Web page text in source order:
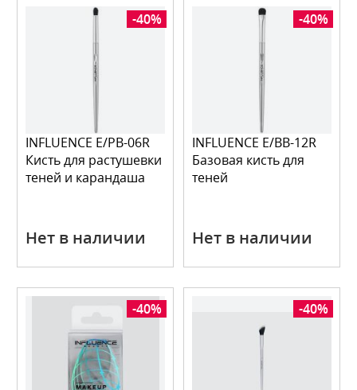
-40%
INFLUENCE E/PB-06R
Кисть для растушевки
теней и карандаша
Нет в наличии
-40%
INFLUENCE E/BB-12R
Базовая кисть для
теней
Нет в наличии
-40% -40%